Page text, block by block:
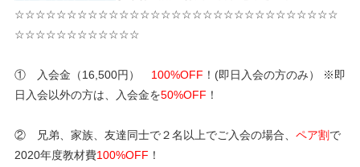
☆☆☆☆☆☆☆☆☆☆☆☆☆☆☆☆☆☆☆☆☆☆☆☆☆☆☆☆☆☆☆
☆☆☆☆☆☆☆☆☆☆☆☆
① 入会金（16,500円） 100%OFF ！(即日入会の方のみ） ※即
日入会以外の方は、入会金を50%OFF ！
② 兄弟、家族、友達同士で２名以上でご入会の場合、 ペア割 で
2020年度教材費100%OFF ！